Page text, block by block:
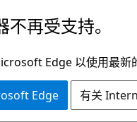
不再受支持。
Edge 以使用最新
Edge 有关